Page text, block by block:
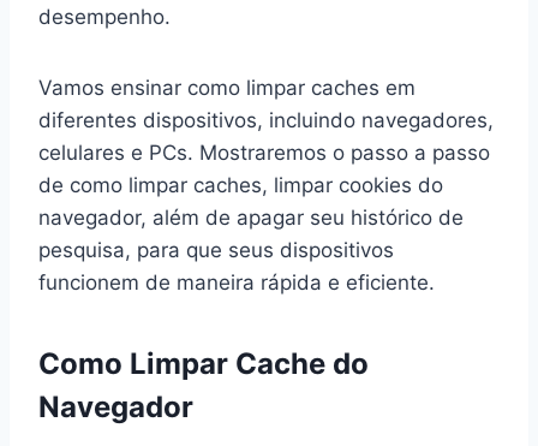
desempenho.
Vamos ensinar como limpar caches em
diferentes dispositivos, incluindo navegadores,
celulares e PCs. Mostraremos o passo a passo
de como limpar caches, limpar cookies do
navegador, além de apagar seu histórico de
pesquisa, para que seus dispositivos
funcionem de maneira rápida e eficiente.
Como Limpar Cache do
Navegador